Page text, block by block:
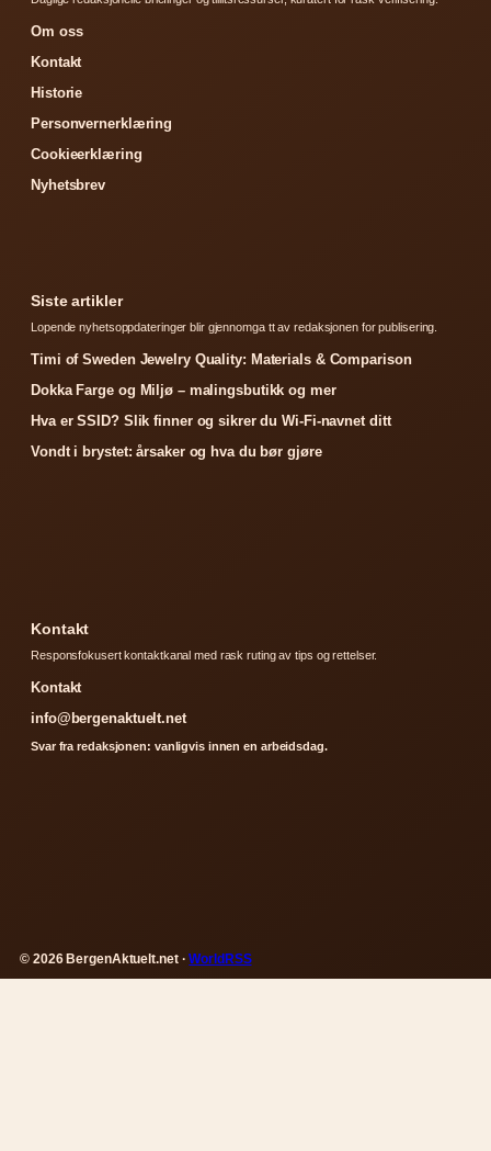
Om oss
Kontakt
Historie
Personvernerklæring
Cookieerklæring
Nyhetsbrev
Siste artikler
Lopende nyhetsoppdateringer blir gjennomga tt av redaksjonen for publisering.
Timi of Sweden Jewelry Quality: Materials & Comparison
Dokka Farge og Miljø – malingsbutikk og mer
Hva er SSID? Slik finner og sikrer du Wi-Fi-navnet ditt
Vondt i brystet: årsaker og hva du bør gjøre
Kontakt
Responsfokusert kontaktkanal med rask ruting av tips og rettelser.
Kontakt
info@bergenaktuelt.net
Svar fra redaksjonen: vanligvis innen en arbeidsdag.
© 2026 BergenAktuelt.net ·WorldRSS